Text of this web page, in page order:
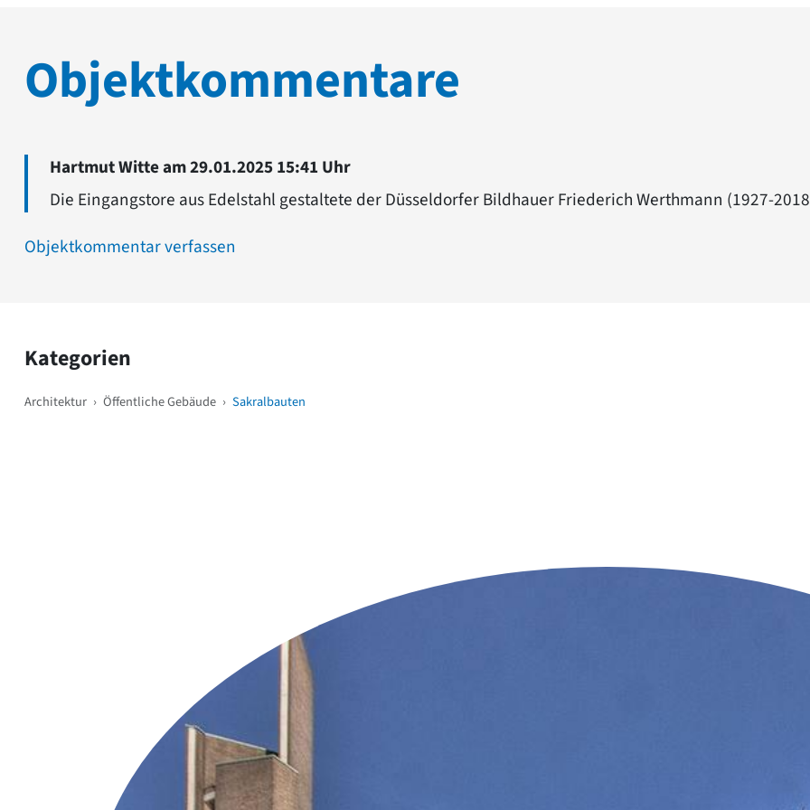
Objektkommentare
Hartmut Witte am 29.01.2025 15:41 Uhr
Die Eingangstore aus Edelstahl gestaltete der Düsseldorfer Bildhauer Friederich Werthmann (1927-
Objektkommentar verfassen
Kategorien
Architektur › Öffentliche Gebäude › Sakralbauten